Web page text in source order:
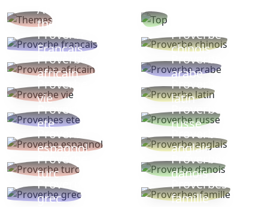
Autres
thèmes
Proverbe
Français
Proverbe
chinois
Proverbe
africain
Proverbe
arabe
Proverbe
vie
Proverbe
latin
Proverbes
ete
Proverbe
russe
Proverbe
espagnol
Proverbe
anglais
Proverbe
turc
Proverbe
danois
Proverbe
grec
Proverbes
famille